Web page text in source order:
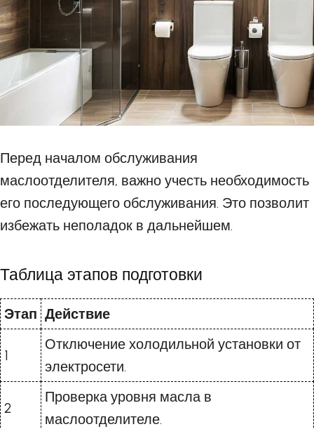
Перед началом обслуживания
маслоотделителя, важно учесть необходимость
его последующего обслуживания. Это позволит
избежать неполадок в дальнейшем.
Таблица этапов подготовки
Этап Действие
1
Отключение холодильной установки от
электросети.
2
Проверка уровня масла в
маслоотделителе.